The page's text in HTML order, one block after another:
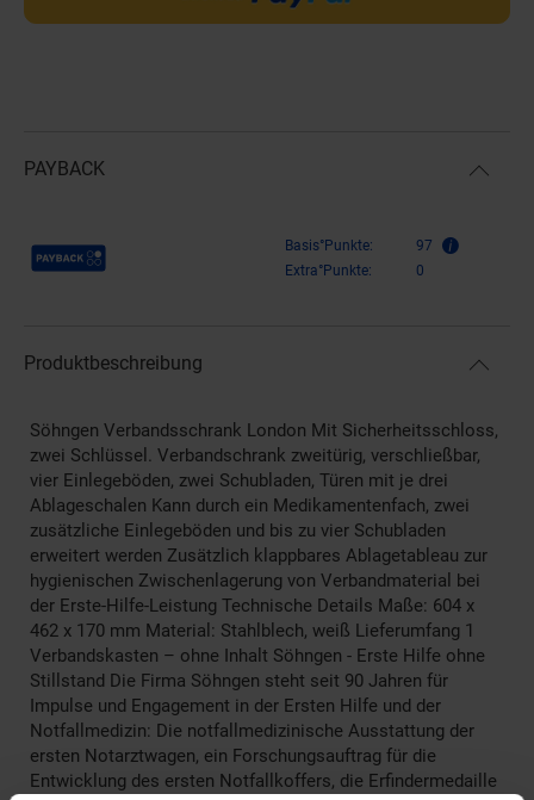
PAYBACK
Payback Punkte Basis°Punkte:
97
Extra°Punkte:
0
Produktbeschreibung
Söhngen Verbandsschrank London Mit Sicherheitsschloss,
zwei Schlüssel. Verbandschrank zweitürig, verschließbar,
vier Einlegeböden, zwei Schubladen, Türen mit je drei
Ablageschalen Kann durch ein Medikamentenfach, zwei
zusätzliche Einlegeböden und bis zu vier Schubladen
erweitert werden Zusätzlich klappbares Ablagetableau zur
hygienischen Zwischenlagerung von Verbandmaterial bei
der Erste-Hilfe-Leistung Technische Details Maße: 604 x
462 x 170 mm Material: Stahlblech, weiß Lieferumfang 1
Verbandskasten – ohne Inhalt Söhngen - Erste Hilfe ohne
Stillstand Die Firma Söhngen steht seit 90 Jahren für
Impulse und Engagement in der Ersten Hilfe und der
Notfallmedizin: Die notfallmedizinische Ausstattung der
ersten Notarztwagen, ein Forschungsauftrag für die
Entwicklung des ersten Notfallkoffers, die Erfindermedaille